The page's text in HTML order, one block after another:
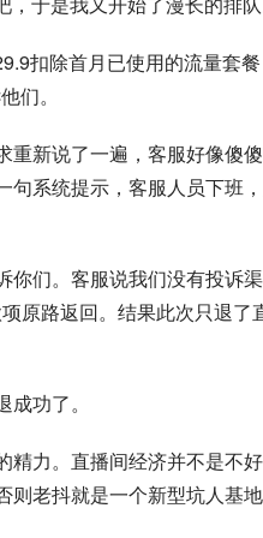
扣除首月已使用的流量套餐
们。
重新说了一遍，客服好像傻
句系统提示，客服人员下班
你们。客服说我们没有投诉渠
原路返回。结果此次只退了
功了。
力。直播间经济并不是不好
老抖就是一个新型坑人基地